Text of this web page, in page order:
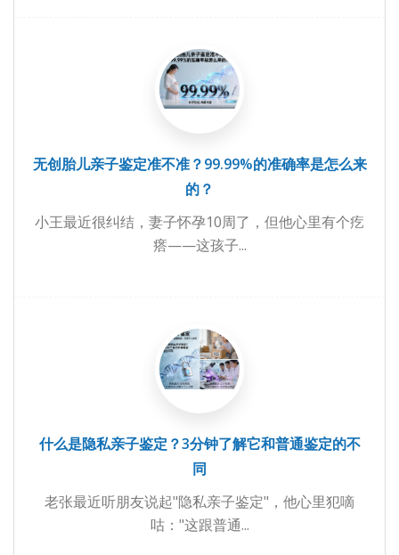
无创胎儿亲子鉴定准不准？99.99%的准确率是怎么来
的？
小王最近很纠结，妻子怀孕10周了，但他心里有个疙
瘩——这孩子...
什么是隐私亲子鉴定？3分钟了解它和普通鉴定的不
同
老张最近听朋友说起"隐私亲子鉴定"，他心里犯嘀
咕："这跟普通...